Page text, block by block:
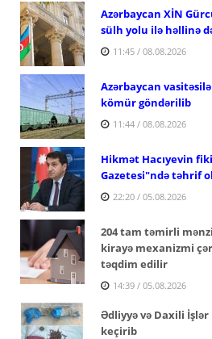
Azərbaycan XİN
sülh yolu ilə həllinə
11:45 / 08.08.2026
Azərbaycan
kömür göndərilib
11:44 / 08.08.2026
Hikmət Hacıyevin
Gazetesi"ndə təhrif
22:20 / 05.08.2026
204 tam təmirli
kirayə mexanizmi
təqdim edilir
14:39 / 05.08.2026
Ədliyyə və Daxili
keçirib